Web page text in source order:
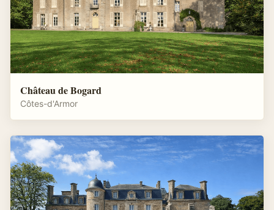
Château de Bogard
Côtes-d'Armor